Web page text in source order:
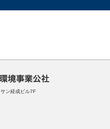
サン経成ビル7F